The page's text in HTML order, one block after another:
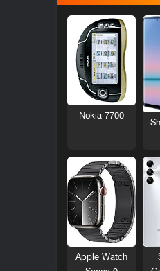
Nokia 7700
Apple Watch